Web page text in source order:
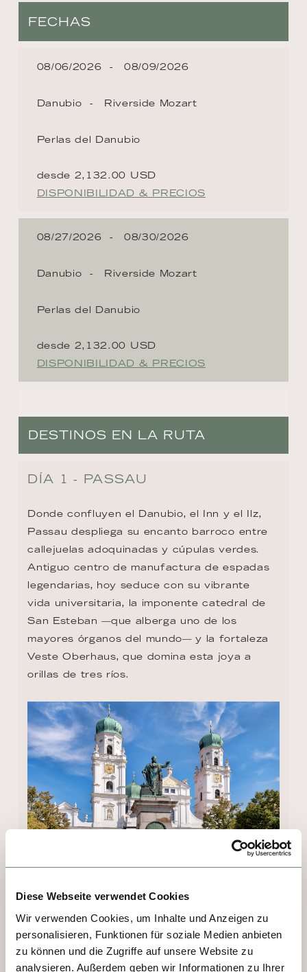
Diese Webseite verwendet Cookies
Wir verwenden Cookies, um Inhalte und Anzeigen zu
personalisieren, Funktionen für soziale Medien anbieten
zu können und die Zugriffe auf unsere Website zu
analysieren. Außerdem geben wir Informationen zu Ihrer
FECHAS
08/06/2026 08/09/2026
Danubio Riverside Mozart
Perlas del Danubio
desde 2,132.00 USD
DISPONIBILIDAD & PRECIOS
08/27/2026 08/30/2026
Danubio Riverside Mozart
Perlas del Danubio
desde 2,132.00 USD
DISPONIBILIDAD & PRECIOS
DESTINOS EN LA RUTA
DÍA 1 - PASSAU
Donde confluyen el Danubio, el Inn y el Ilz,
Passau despliega su encanto barroco entre
callejuelas adoquinadas y cúpulas verdes.
Antiguo centro de manufactura de espadas
legendarias, hoy seduce con su vibrante
vida universitaria, la imponente catedral de
San Esteban —que alberga uno de los
mayores órganos del mundo— y la fortaleza
Veste Oberhaus, que domina esta joya a
orillas de tres ríos.
DÍA 2 - GREIN
Típico de Austria. Para entretener a los
viajeros, en 1793 se construyó en Grein el
Teatro Rococó, ubicado en el centro del